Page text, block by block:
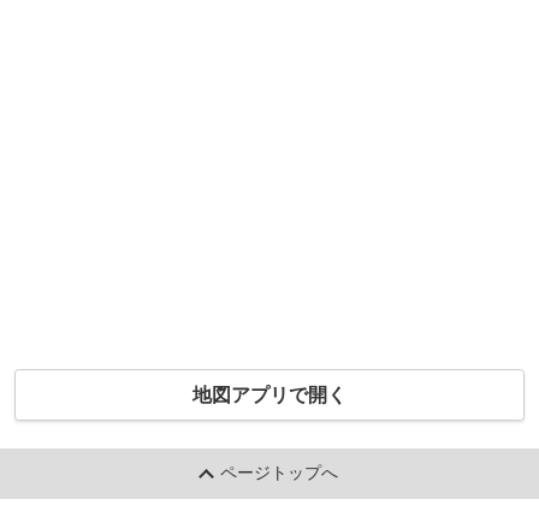
地図アプリで開く
ページトップへ